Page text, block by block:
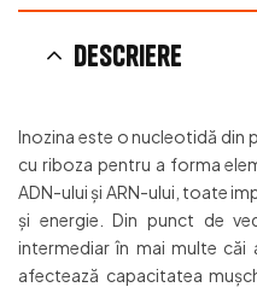
Descriere
Inozina este o nucleotidă din
cu riboza pentru a forma
ADN-ului şi ARN-ului, toate
şi energie. Din punct de
intermediar în mai multe căi
afectează capacitatea